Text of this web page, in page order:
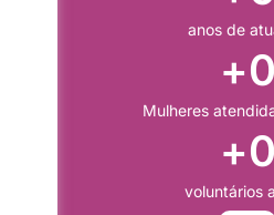
anos de
Mulheres
+0
voluntários
+0